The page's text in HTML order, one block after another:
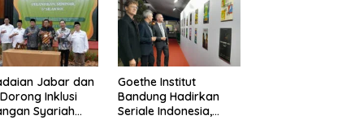
Jabar dan
Dorong Inklusi
Syariah
Goethe Institut
Bandung Hadirkan
Seriale Indonesia,